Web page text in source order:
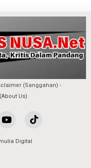
(Sanggahan)
Us)
Digital